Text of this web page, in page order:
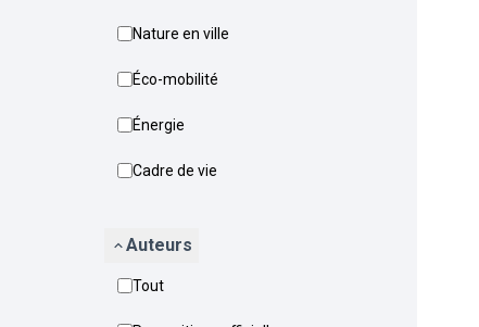
Nature en ville
Éco-mobilité
Énergie
Cadre de vie
Auteurs
Tout